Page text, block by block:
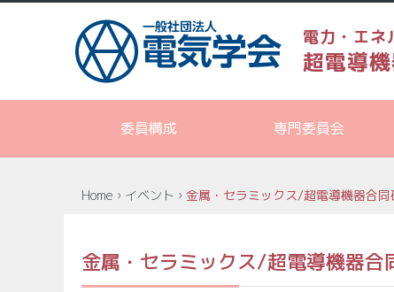
電力・エネ
超電導
委員構成 専門委員会
Home › イベント › 金属・セラミックス/超電導機器合同
金属・セラミックス/超電導機器合